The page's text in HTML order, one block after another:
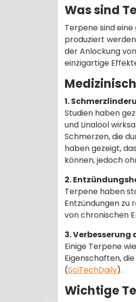
Was sind
Terpene sind
produziert
der Anlockung
einzigartige
1.
Studien haben
und Linalool
Schmerzen, die
haben gezeigt,
können, jedoch
2.
Terpene haben
Entzündungen zu
von chronischen
3. Verbesserung
Einige Terpene
Eigenschaften,
(SciTechDaily)​.
Wichtige